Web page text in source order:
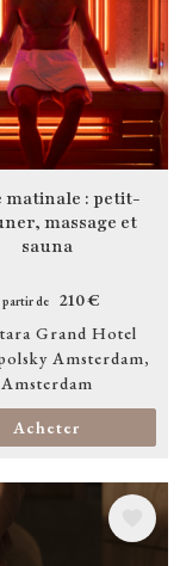
matinale : petit-
massage et
sauna
partir de
210 €
Grand Hotel
Amsterdam
Amsterdam
Acheter